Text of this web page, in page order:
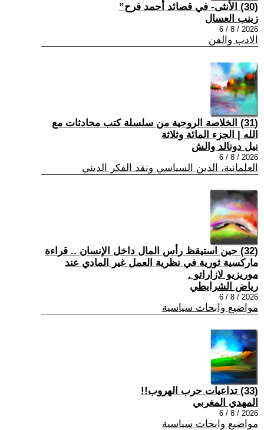
(30) الأنثى- في قصائد أحمد فرح”
زينب العسال
2026 / 8 / 6
الادب والفن
(31) الخلاصة الروحية من سلسلة كتب محادثات مع
الله | الجزء المائة وثلاثة
نيل دونالد والش
2026 / 8 / 6
العلمانية، الدين السياسي ونقد الفكر الديني
(32) حين استيقظ رأس المال داخل الإنسان .. قراءة
ماركسية ثورية في نظرية العمل غير المادي عند
موريزيو لازاراتو .
رياض الشرايطي
2026 / 8 / 6
مواضيع وابحاث سياسية
(33) تداعيات حرب الهروب!!
المهدي المغربي
2026 / 8 / 6
مواضيع وابحاث سياسية